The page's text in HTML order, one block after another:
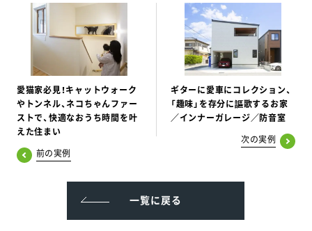
愛猫家必見！キャットウォーク
やトンネル、ネコちゃんファー
ストで、快適なおうち時間を叶
えた住まい
前の実例
ギターに愛車にコレクション、
「趣味」を存分に謳歌するお家
／インナーガレージ／防音室
次の実例
一覧に戻る